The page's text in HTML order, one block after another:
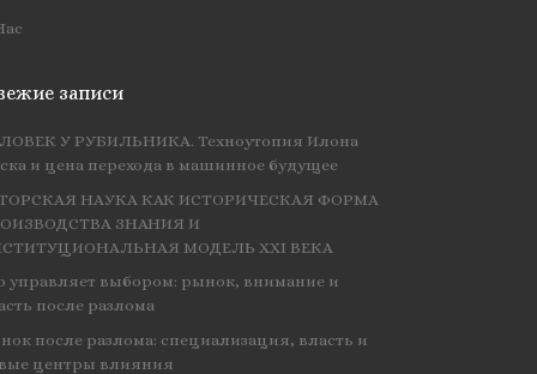
записи
У РУБИЛЬНИКА. Техноутопия Илона
и цена перехода в машинное будущее
НАУКА КАК ИСТОРИЧЕСКАЯ ФОРМА
ЗНАНИЯ И
МОДЕЛЬ XXI ВЕКА
управляет выбором: рынок, внимание и
после разлома
после разлома: специализация, власть и
центры влияния